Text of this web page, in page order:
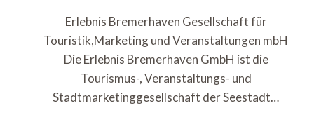
Erlebnis Bremerhaven Gesellschaft für
Touristik,Marketing und Veranstaltungen mbH
Die Erlebnis Bremerhaven GmbH ist die
Tourismus-, Veranstaltungs- und
Stadtmarketinggesellschaft der Seestadt…